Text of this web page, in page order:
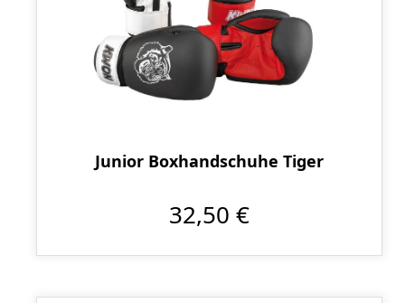
Junior Boxhandschuhe Tiger
32,50 €